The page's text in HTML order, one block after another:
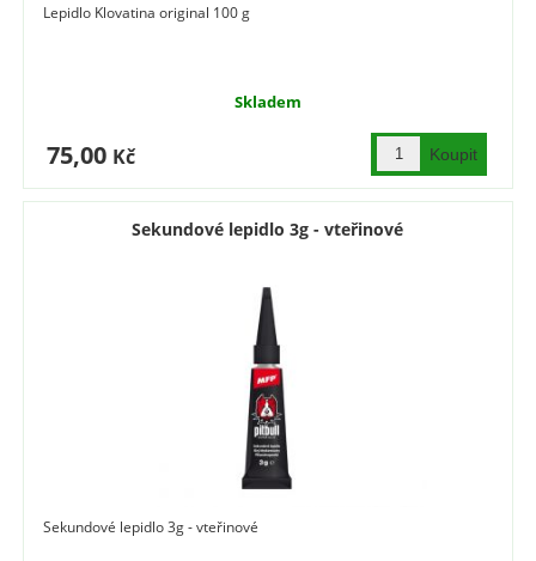
Lepidlo Klovatina original 100 g
Skladem
75,00 Kč
Sekundové lepidlo 3g - vteřinové
Sekundové lepidlo 3g - vteřinové